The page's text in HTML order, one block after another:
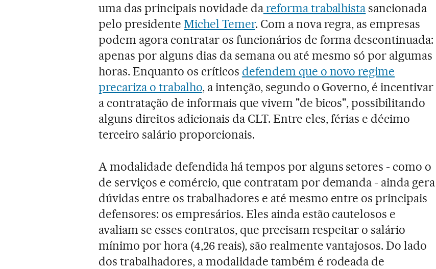
uma das principais novidade dareforma trabalhista sancionada
pelo presidenteMichel Temer. Com a nova regra, as empresas
podem agora contratar os funcionários de forma descontinuada:
apenas por alguns dias da semana ou até mesmo só por algumas
horas. Enquanto os críticos defendem que o novo regime
precariza o trabalho, a intenção, segundo o Governo, é incentivar
a contratação de informais que vivem "de bicos", possibilitando
alguns direitos adicionais da CLT. Entre eles, férias e décimo
terceiro salário proporcionais.
A modalidade defendida há tempos por alguns setores - como o
de serviços e comércio, que contratam por demanda - ainda gera
dúvidas entre os trabalhadores e até mesmo entre os principais
defensores: os empresários. Eles ainda estão cautelosos e
avaliam se esses contratos, que precisam respeitar o salário
mínimo por hora (4,26 reais), são realmente vantajosos. Do lado
dos trabalhadores, a modalidade também é rodeada de